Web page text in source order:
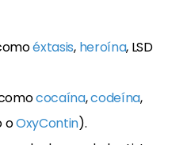
éxtasis, heroína, LSD
cocaína,codeína,
oOxyContin).